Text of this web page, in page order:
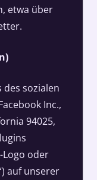
etwa über
des sozialen
Inc.,
94025,
Logo oder
auf unserer